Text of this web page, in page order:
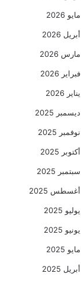
مايو 2026
أبريل 2026
مارس 2026
فبراير 2026
يناير 2026
ديسمبر 2025
نوفمبر 2025
أكتوبر 2025
سبتمبر 2025
أغسطس 2025
يوليو 2025
يونيو 2025
مايو 2025
أبريل 2025